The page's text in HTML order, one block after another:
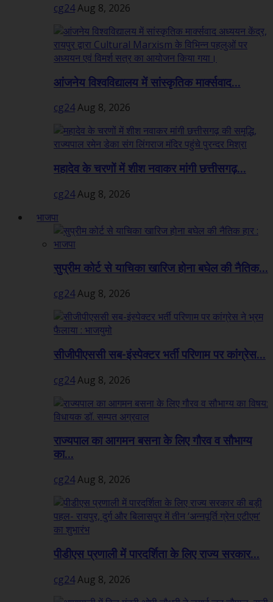
cg24Aug 8, 2026
आंजनेय विश्वविद्यालय में सांस्कृतिक मार्क्सवाद...
cg24Aug 8, 2026
महादेव के चरणों में शीश नवाकर मांगी छत्तीसगढ़...
cg24Aug 8, 2026
भाजपा
सुप्रीम कोर्ट से याचिका खारिज होना बघेल की नैतिक...
cg24Aug 8, 2026
सीजीपीएससी सब-इंस्पेक्टर भर्ती परिणाम पर कांग्रेस...
cg24Aug 8, 2026
राज्यपाल का आगमन बसना के लिए गौरव व सौभाग्य
का...
cg24Aug 8, 2026
पीडीएस प्रणाली में पारदर्शिता के लिए राज्य सरकार...
cg24Aug 8, 2026